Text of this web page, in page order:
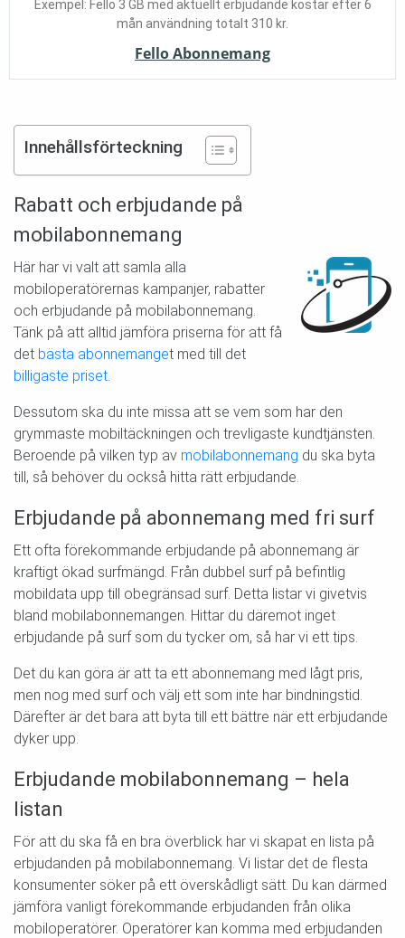
Exempel: Fello 3 GB med aktuellt erbjudande kostar efter 6
mån användning totalt 310 kr.
Fello Abonnemang
Innehållsförteckning
Rabatt och erbjudande på
mobilabonnemang
Här har vi valt att samla alla
mobiloperatörernas kampanjer, rabatter
och erbjudande på mobilabonnemang.
Tänk på att alltid jämföra priserna för att få
det bästa abonnemanget med till det
billigaste priset.
Dessutom ska du inte missa att se vem som har den
grymmaste mobiltäckningen och trevligaste kundtjänsten.
Beroende på vilken typ av mobilabonnemang du ska byta
till, så behöver du också hitta rätt erbjudande.
Erbjudande på abonnemang med fri surf
Ett ofta förekommande erbjudande på abonnemang är
kraftigt ökad surfmängd. Från dubbel surf på befintlig
mobildata upp till obegränsad surf. Detta listar vi givetvis
bland mobilabonnemangen. Hittar du däremot inget
erbjudande på surf som du tycker om, så har vi ett tips.
Det du kan göra är att ta ett abonnemang med lågt pris,
men nog med surf och välj ett som inte har bindningstid.
Därefter är det bara att byta till ett bättre när ett erbjudande
dyker upp.
Erbjudande mobilabonnemang – hela
listan
För att du ska få en bra överblick har vi skapat en lista på
erbjudanden på mobilabonnemang. Vi listar det de flesta
konsumenter söker på ett överskådligt sätt. Du kan därmed
jämföra vanligt förekommande erbjudanden från olika
mobiloperatörer. Operatörer kan komma med erbjudanden